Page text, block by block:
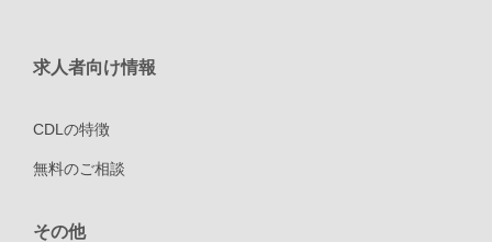
求人者向け情報
CDLの特徴
無料のご相談
その他